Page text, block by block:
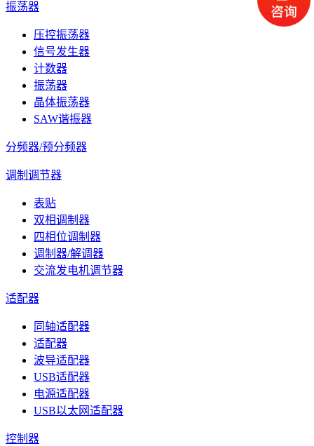
振荡器
压控振荡器
信号发生器
计数器
振荡器
晶体振荡器
SAW谐振器
分频器/预分频器
调制调节器
表贴
双相调制器
四相位调制器
调制器/解调器
交流发电机调节器
适配器
同轴适配器
适配器
波导适配器
USB适配器
电源适配器
USB以太网适配器
控制器